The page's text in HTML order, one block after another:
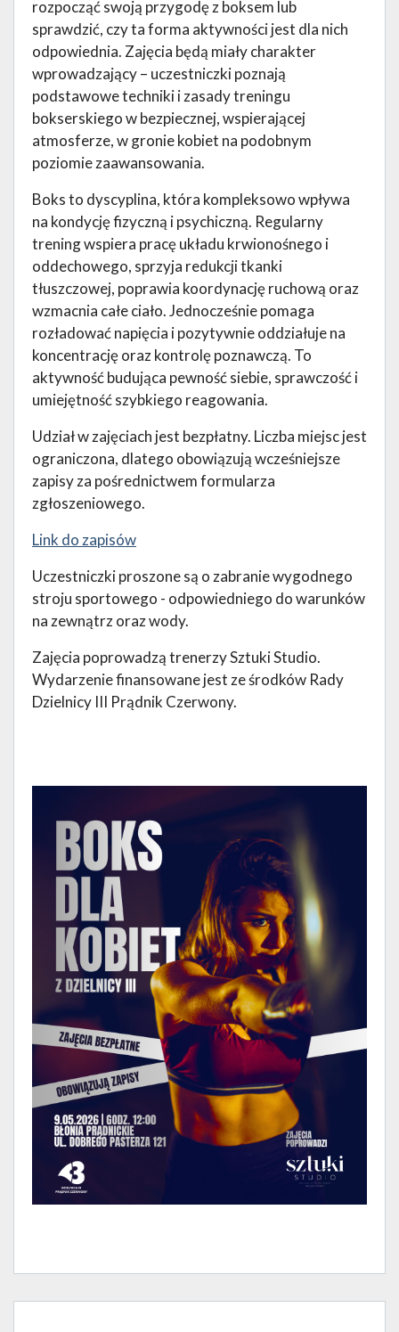
rozpocząć swoją przygodę z boksem lub
sprawdzić, czy ta forma aktywności jest dla nich
odpowiednia. Zajęcia będą miały charakter
wprowadzający – uczestniczki poznają
podstawowe techniki i zasady treningu
bokserskiego w bezpiecznej, wspierającej
atmosferze, w gronie kobiet na podobnym
poziomie zaawansowania.
Boks to dyscyplina, która kompleksowo wpływa
na kondycję fizyczną i psychiczną. Regularny
trening wspiera pracę układu krwionośnego i
oddechowego, sprzyja redukcji tkanki
tłuszczowej, poprawia koordynację ruchową oraz
wzmacnia całe ciało. Jednocześnie pomaga
rozładować napięcia i pozytywnie oddziałuje na
koncentrację oraz kontrolę poznawczą. To
aktywność budująca pewność siebie, sprawczość i
umiejętność szybkiego reagowania.
Udział w zajęciach jest bezpłatny. Liczba miejsc jest
ograniczona, dlatego obowiązują wcześniejsze
zapisy za pośrednictwem formularza
zgłoszeniowego.
Link do zapisów
Uczestniczki proszone są o zabranie wygodnego
stroju sportowego - odpowiedniego do warunków
na zewnątrz oraz wody.
Zajęcia poprowadzą trenerzy Sztuki Studio.
Wydarzenie finansowane jest ze środków Rady
Dzielnicy III Prądnik Czerwony.